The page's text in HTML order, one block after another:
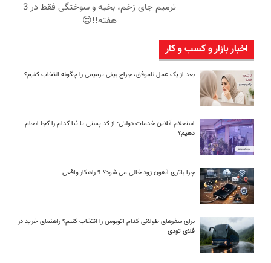
ترمیم جای زخم، بخیه و سوختگی فقط در 3
هفته!!😍
اخبار بازار و کسب و کار
بعد از یک عمل ناموفق، جراح بینی ترمیمی را چگونه انتخاب کنیم؟
استعلام آنلاین خدمات دولتی: از کد پستی تا ثنا کدام را کجا انجام
دهیم؟
چرا باتری آیفون زود خالی می شود؟ ۹ راهکار واقعی
برای سفرهای طولانی کدام اتوبوس را انتخاب کنیم؟ راهنمای خرید در
فلای تودی